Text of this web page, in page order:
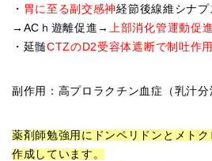
・ 胃に至る副交感神経節後線維シナプ
→ACｈ遊離促進→
上部消化管運動促進
・延髄CTZのD2受容体遮断で制吐作用
副作用：高プロラクチン血症（乳汁
薬剤師勉強用にドンペリドンとメト
作成しています。